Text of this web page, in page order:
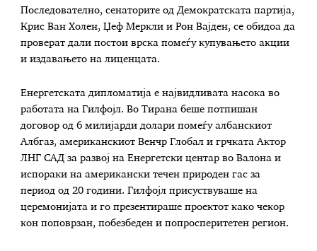
Последователно, сенаторите од Демократската партија,
Крис Ван Холен, Џеф Меркли и Рон Вајден, се обидоа да
проверат дали постои врска помеѓу купувањето акции
и издавањето на лиценцата.
Енергетската дипломатија е највидливата насока во
работата на Гилфојл. Во Тирана беше потпишан
договор од 6 милијарди долари помеѓу албанскиот
Албгаз, американскиот Венчр Глобал и грчката Актор
ЛНГ САД за развој на Енергетски центар во Валона и
испораки на американски течен природен гас за
период од 20 години. Гилфојл присуствуваше на
церемонијата и го презентираше проектот како чекор
кон поповрзан, побезбеден и попросперитетен регион.